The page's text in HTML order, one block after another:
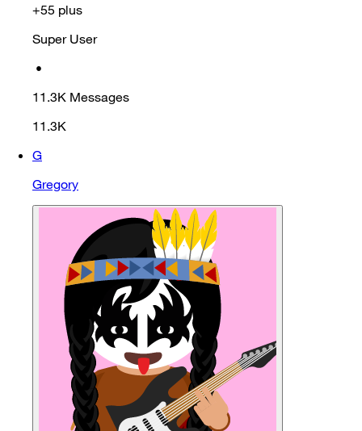
+55 plus
Super User
•
11.3K Messages
11.3K
G
Gregory